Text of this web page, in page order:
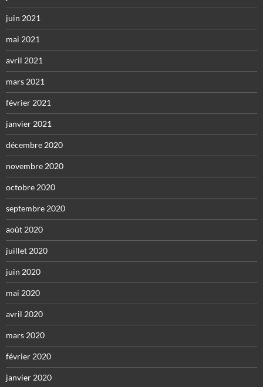
juin 2021
mai 2021
avril 2021
mars 2021
février 2021
janvier 2021
décembre 2020
novembre 2020
octobre 2020
septembre 2020
août 2020
juillet 2020
juin 2020
mai 2020
avril 2020
mars 2020
février 2020
janvier 2020